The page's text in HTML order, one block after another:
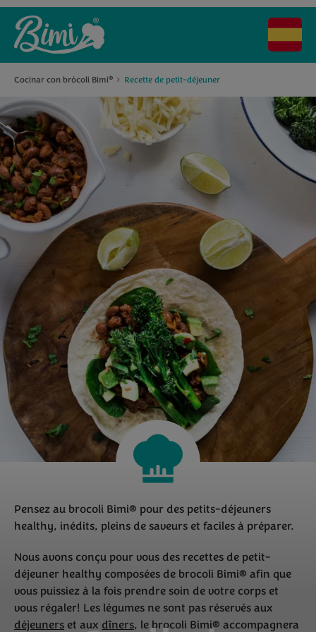
Cocinar con brócoli Bimi® Recette de petit-déjeuner
Pensez au brocoli Bimi® pour des petits-déjeuners
healthy, inédits, pleins de saveurs et faciles à préparer.
Nous avons conçu pour vous des recettes de petit-
déjeuner healthy composées de brocoli Bimi® afin que
vous puissiez à la fois prendre soin de votre corps et
vous régaler! Les légumes ne sont pas réservés aux
déjeuners et aux dîners, le brocoli Bimi® accompagnera